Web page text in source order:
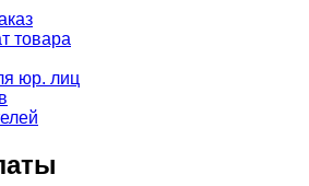
товара
юр. лиц